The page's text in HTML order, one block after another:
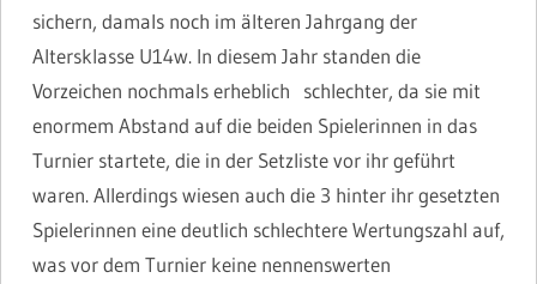
sichern, damals noch im älteren Jahrgang der
Altersklasse U14w. In diesem Jahr standen die
Vorzeichen nochmals erheblich schlechter, da sie mit
enormem Abstand auf die beiden Spielerinnen in das
Turnier startete, die in der Setzliste vor ihr geführt
waren. Allerdings wiesen auch die 3 hinter ihr gesetzten
Spielerinnen eine deutlich schlechtere Wertungszahl auf,
was vor dem Turnier keine nennenswerten